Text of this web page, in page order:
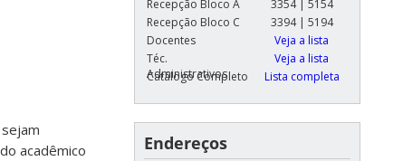
acadêmico
Recepção Bloco A
3354 | 5154
Recepção Bloco C
3394 | 5194
Docentes
Veja a lista
Téc.
Administrativos
Veja a lista
Catálogo Completo
Lista completa
Endereços